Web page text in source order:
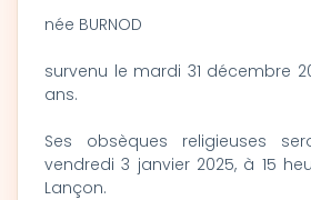
née BURNOD
survenu le mardi 31 décembre
ans.
Ses obsèques religieuses
vendredi 3 janvier 2025, à 15
Lançon.